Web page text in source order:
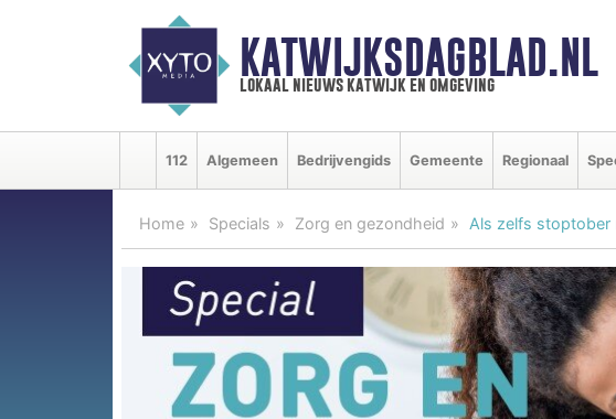
KATWIJKSDAGBLAD.NL
lokaal nieuws katwijk en omgeving
112 Algemeen Bedrijvengids Gemeente Regionaal
Home Specials Zorg en gezondheid Als zelfs stoptober